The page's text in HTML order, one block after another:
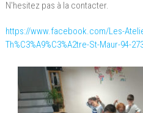
N'hesitez pas à la contacter.
https://www.facebook.com/Les-
Th%C3%A9%C3%A2tre-St-Maur-94-